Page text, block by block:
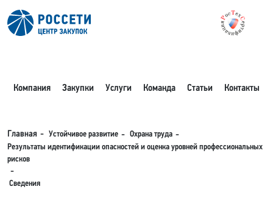
Компания Закупки Услуги Команда Статьи Контакты
Главная Устойчивое развитие
Охрана труда
Результаты идентификации опасностей и оценка уровней профессиональных
рисков
Сведения